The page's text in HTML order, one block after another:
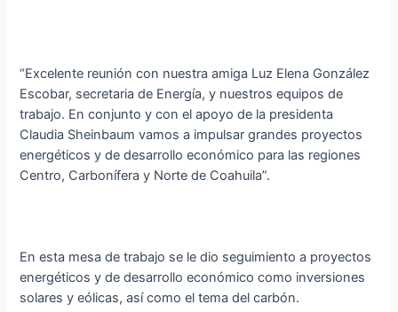
“Excelente reunión con nuestra amiga Luz Elena González
Escobar, secretaria de Energía, y nuestros equipos de
trabajo. En conjunto y con el apoyo de la presidenta
Claudia Sheinbaum vamos a impulsar grandes proyectos
energéticos y de desarrollo económico para las regiones
Centro, Carbonífera y Norte de Coahuila”.
En esta mesa de trabajo se le dio seguimiento a proyectos
energéticos y de desarrollo económico como inversiones
solares y eólicas, así como el tema del carbón.